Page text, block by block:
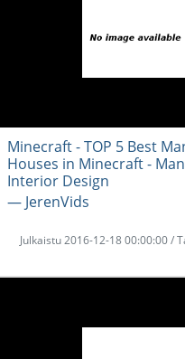
Minecraft - TOP 5 Best
Houses in Minecraft -
Interior Design
― JerenVids
Julkaistu 2016-12-18 00:00:00 /